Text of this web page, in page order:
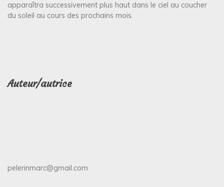
apparaîtra successivement plus haut dans le ciel au coucher
du soleil au cours des prochains mois.
Auteur/autrice
pelerinmarc@gmail.com